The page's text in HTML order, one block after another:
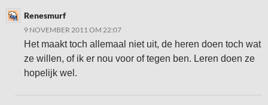
Renesmurf
9 NOVEMBER 2011 OM 22:07
Het maakt toch allemaal niet uit, de heren doen toch wat
ze willen, of ik er nou voor of tegen ben. Leren doen ze
hopelijk wel.